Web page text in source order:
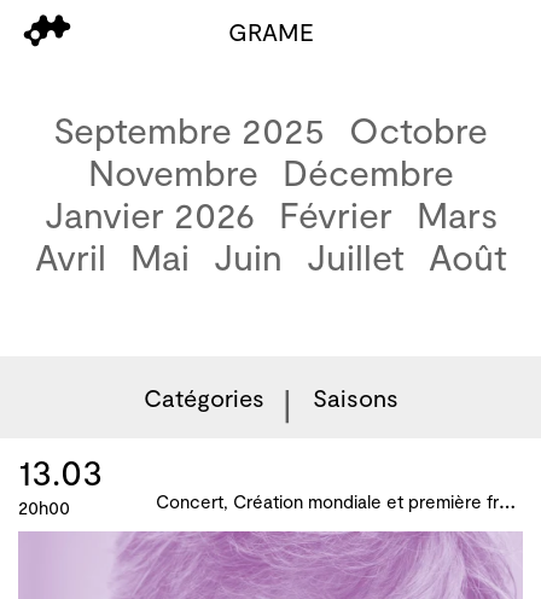
GRAME
Septembre 2025
Octobre
Novembre
Décembre
Janvier 2026
Février
Mars
Avril
Mai Juin Juillet Août
Catégories Saisons
13.03
20h00 C
oncert, Création mondiale et première française, B!ME 2024